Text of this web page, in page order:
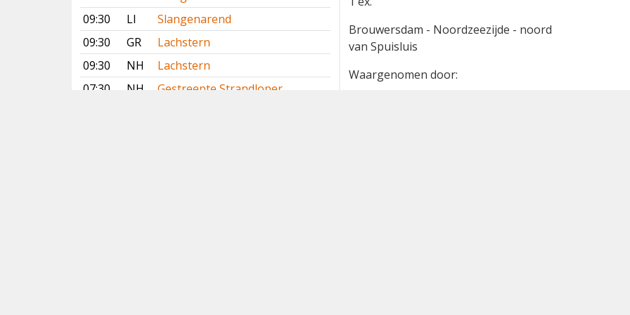
09:30
LI
Slangenarend
09:30
GR
Lachstern
09:30
NH
Lachstern
07:30
NH
Gestreepte Strandloper
Brouwersdam - Noordzeezijde - noord
van Spuisluis
Waargenomen door: